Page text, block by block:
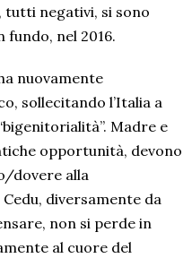
negativi, si sono
fundo, nel 2016.
nuovamente
sollecitando l’Italia a
Madre e
opportunità, devono
dovere alla
diversamente da
non si perde in
al cuore del